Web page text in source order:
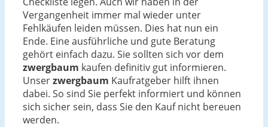
Vergangenheit immer mal wieder unter
Fehlkäufen leiden müssen. Dies hat nun ein
Ende. Eine ausführliche und gute Beratung
gehört einfach dazu. Sie sollten sich vor dem
zwergbaum kaufen definitiv gut informieren.
Unserzwergbaum Kaufratgeber hilft ihnen
dabei. So sind Sie perfekt informiert und können
sich sicher sein, dass Sie den Kauf nicht bereuen
werden.